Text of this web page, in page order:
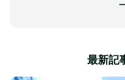
最新記